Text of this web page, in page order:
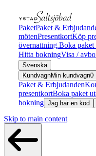
PaketPaket &
mötenPresentkortKöp
övernattning.Boka paket
Hitta bokningVisa /
Svenska
KundvagnMin kundvagn0
Paket & Erbjudanden
presentkortBoka paket
bokning Jag har en kod
Skip to main content